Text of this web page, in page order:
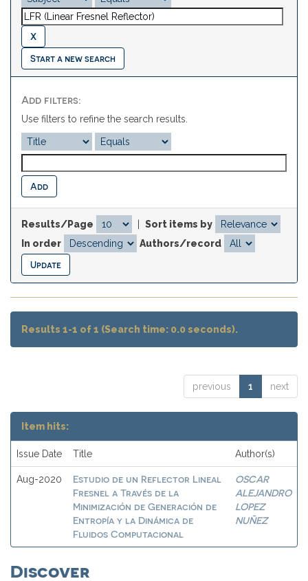
Start a new search
Add filters:
Use filters to refine the search results.
Results/Page
Sort items by
In order
Authors/record
Results 1-1 of 1 (Search time: 0.0 seconds).
previous 1 next
Item hits:
Issue Date Title Author(s)
Aug-2020
Estudio de un Reflector Lineal
Fresnel a Través de la
Minimización de Generación de
Entropía y la Dinámica de
Fluidos Computacional
OSCAR
ALEJANDRO
LOPEZ
NUÑEZ
Discover